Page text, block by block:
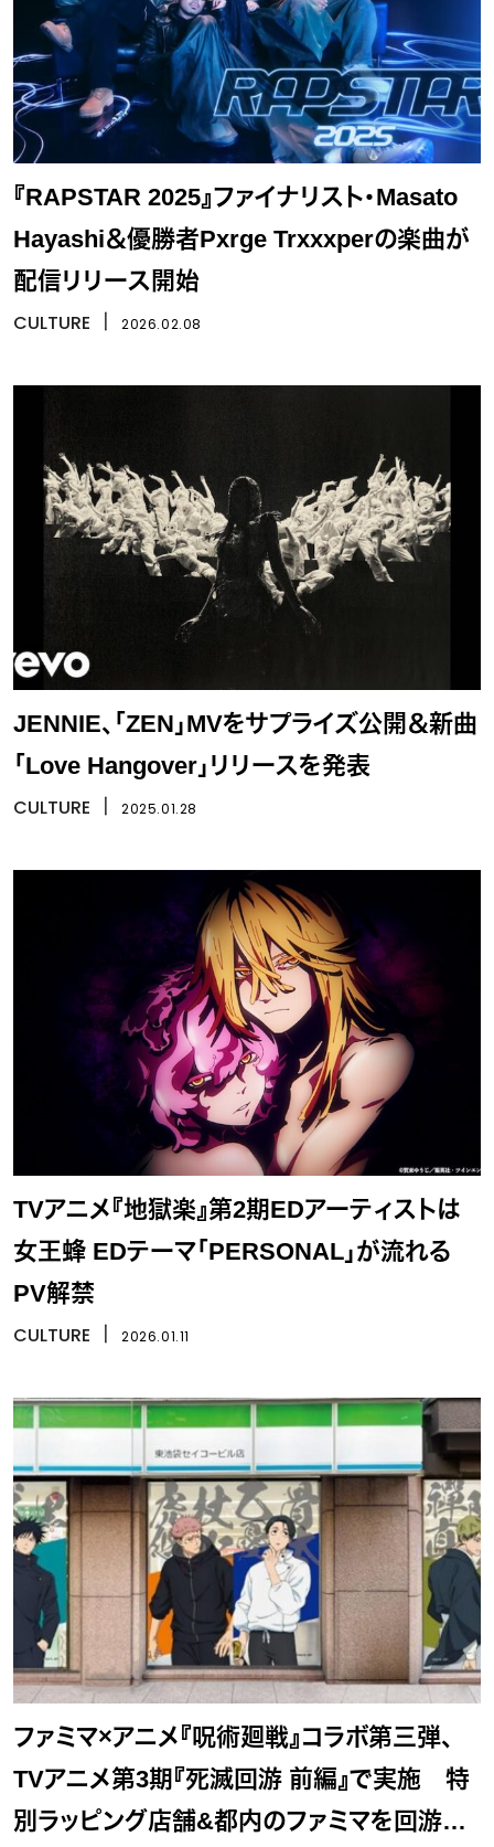
『RAPSTAR 2025』ファイナリスト・Masato
Hayashi＆優勝者Pxrge Trxxxperの楽曲が
配信リリース開始
CULTURE 2026.02.08
JENNIE、「ZEN」MVをサプライズ公開＆新曲
「Love Hangover」リリースを発表
CULTURE 2025.01.28
TVアニメ『地獄楽』第2期EDアーティストは
女王蜂 EDテーマ「PERSONAL」が流れる
PV解禁
CULTURE 2026.01.11
ファミマ×アニメ『呪術廻戦』コラボ第三弾、
TVアニメ第3期『死滅回游 前編』で実施 特
別ラッピング店舗&都内のファミマを回游ス